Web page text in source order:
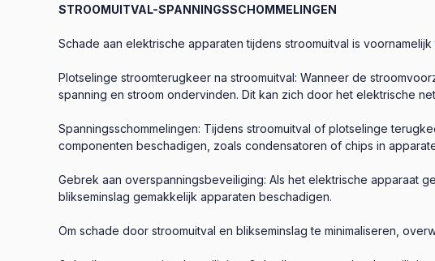
STROOMUITVAL-SPANNINGSSCHOMMELINGEN
Schade aan elektrische apparaten tijdens stroomuitval is voornamelijk
Plotselinge stroomterugkeer na stroomuitval: Wanneer de
spanning en stroom ondervinden. Dit kan zich door het elektrische
Spanningsschommelingen: Tijdens stroomuitval of plotselinge
componenten beschadigen, zoals condensatoren of chips in
Gebrek aan overspanningsbeveiliging: Als het elektrische apparaat
blikseminslag gemakkelijk apparaten beschadigen.
Om schade door stroomuitval en blikseminslag te minimaliseren,